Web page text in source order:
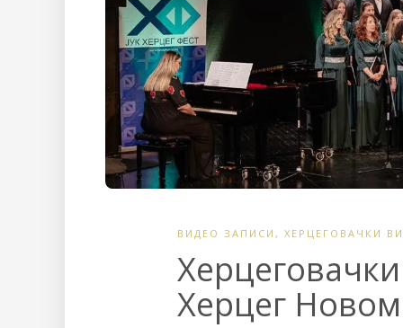
ВИДЕО ЗАПИСИ , ХЕРЦЕГОВАЧКИ
Херцег Новом